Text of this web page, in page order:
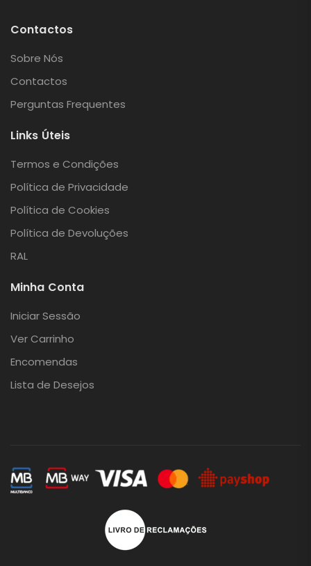
Contactos
Sobre Nós
Contactos
Perguntas Frequentes
Links Úteis
Termos e Condições
Política de Privacidade
Política de Cookies
Política de Devoluções
RAL
Minha Conta
Iniciar Sessão
Ver Carrinho
Encomendas
Lista de Desejos